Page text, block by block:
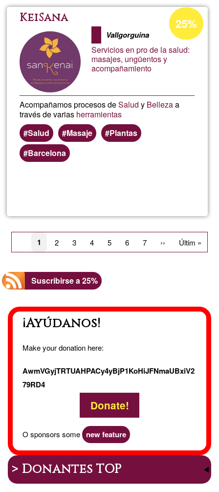
with
Gise!
KeiSana
Vallgorguina
Servicios en pro de la salud:
masajes, ungüentos y
acompañamiento
Acompañamos procesos deSalud y Bellezaa
través de varias herramientas
Salud
Masaje
Plantas
Barcelona
Porcentaje
de
aceptación
de
25%
Paginación
Página
actual
1 Página
2 Página
3 Página
4 Página
5 Página
6 Página
7
Siguiente
página
››
Última
página
Últim »
Suscribirse a 25%
¡Ayúdanos!
Make your donation here:
AwmVGyjTRTUAHPACy4yBjP1KoHiJFNmaUBxiV2
79RD4
Donate!
O sponsors some new feature
> Donantes TOP